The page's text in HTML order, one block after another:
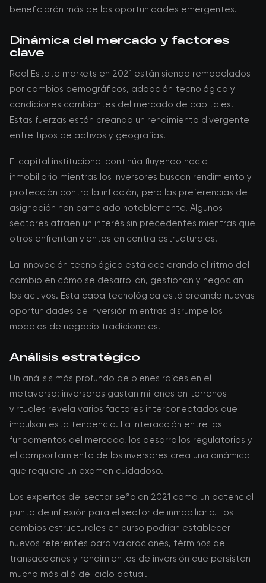
beneficiarán más de las oportunidades emergentes.
Dinámica del mercado y factores
clave
Real Estate markets en 2021 están siendo remodelados
por cambios demográficos, adopción tecnológica y
condiciones cambiantes del mercado de capitales.
Estas fuerzas están creando un rendimiento divergente
entre tipos de activos y geografías.
El capital institucional continúa fluyendo hacia
inmobiliario mientras los inversores buscan rendimiento y
protección contra la inflación, pero las preferencias de
asignación han cambiado notablemente. Algunos
sectores atraen un interés sin precedentes mientras que
otros enfrentan vientos en contra estructurales.
La innovación tecnológica está acelerando el ritmo del
cambio en cómo se desarrollan, gestionan y negocian
los activos. Esta capa tecnológica está creando nuevas
oportunidades de inversión mientras disrumpe los
modelos de negocio tradicionales.
Análisis estratégico
Un análisis más profundo de bienes raíces en el
metaverso: inversores gastan millones en terrenos
virtuales revela varios factores interconectados que
impulsan esta tendencia. La interacción entre los
fundamentos del mercado, los desarrollos regulatorios y
el comportamiento de los inversores crea una dinámica
que requiere un examen cuidadoso.
Los expertos del sector señalan 2021 como un potencial
punto de inflexión para el sector de inmobiliario. Los
cambios estructurales en curso podrían establecer
nuevos referentes para valoraciones, términos de
transacciones y rendimientos de inversión que persistan
mucho más allá del ciclo actual.